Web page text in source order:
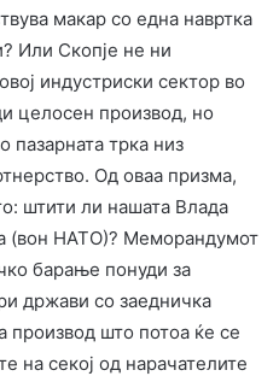
макар со една навртка
Или Скопје не ни
индустриски сектор во
целосен производ, но
пазарната трка низ
Од оваа призма,
штити ли нашата Влада
(вон НАТО)? Меморандумот
барање понуди за
држави со заедничка
производ што потоа ќе се
на секој од нарачателите